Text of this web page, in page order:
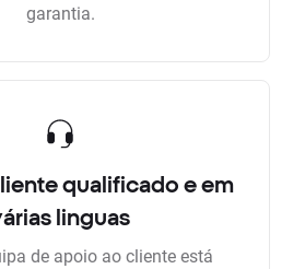
garantia.
qualificado e em
linguas
de apoio ao cliente está